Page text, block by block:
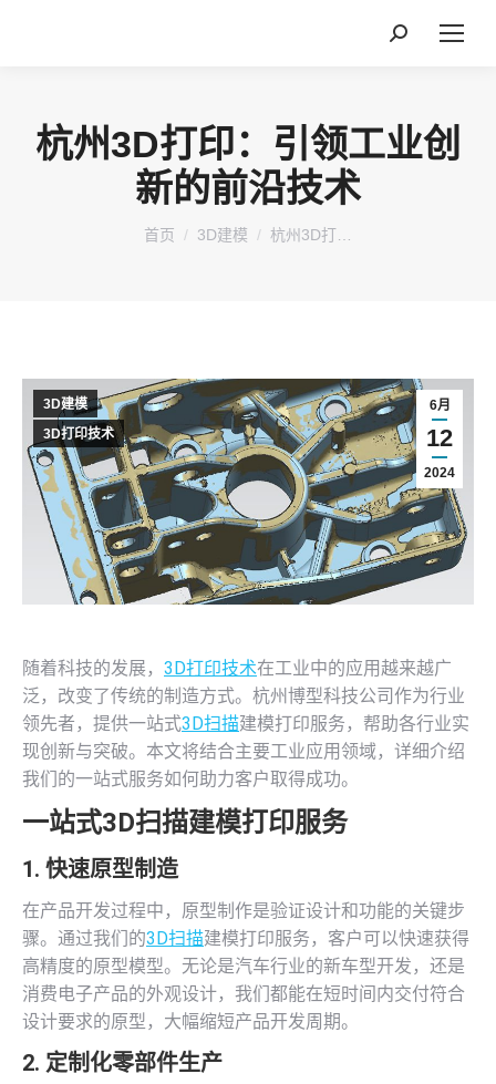
搜
杭州3D打印：引领工业创
新的前沿技术
您在这里：
首页 3D建模 杭州3D打…
6月
12
2024
3D建模
3D打印技术
随着科技的发展， 3D打印技术在工业中的应用越来越广
泛，改变了传统的制造方式。杭州博型科技公司作为行业
领先者，提供一站式3D扫描建模打印服务，帮助各行业实
现创新与突破。本文将结合主要工业应用领域，详细介绍
我们的一站式服务如何助力客户取得成功。
一站式3D扫描建模打印服务
1. 快速原型制造
在产品开发过程中，原型制作是验证设计和功能的关键步
骤。通过我们的3D扫描建模打印服务，客户可以快速获得
高精度的原型模型。无论是汽车行业的新车型开发，还是
消费电子产品的外观设计，我们都能在短时间内交付符合
设计要求的原型，大幅缩短产品开发周期。
2. 定制化零部件生产